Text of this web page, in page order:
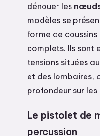
dénouer les
modèles se
forme de
complets. Ils sont
tensions situées
et des lombaires,
profondeur sur les
Le pistolet de
percussion